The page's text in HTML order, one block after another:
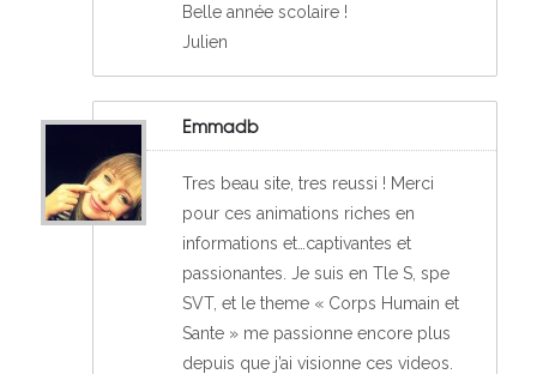
Belle année scolaire !
Julien
Emmadb
Tres beau site, tres reussi ! Merci
pour ces animations riches en
informations et…captivantes et
passionantes. Je suis en Tle S, spe
SVT, et le theme « Corps Humain et
Sante » me passionne encore plus
depuis que j’ai visionne ces videos.